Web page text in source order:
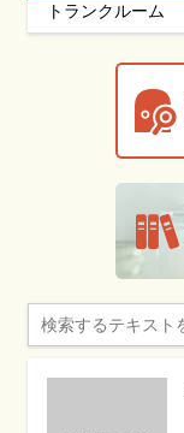
トランクルーム